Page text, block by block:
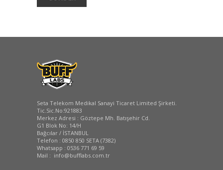
Seta Telekom Medikal Sanayi Ticaret Limited Şirketi.
Tic.Sic.No:921883
Merkez Adresi : Göztepe Mh. Batışehir Cd.
G1 Blok No: 14/H
Bağcılar / İSTANBUL
Telefon : 0850 850 SETA (7382)
Whatsapp : 0536 771 69 59
Mail : info@bufflabs.com.tr